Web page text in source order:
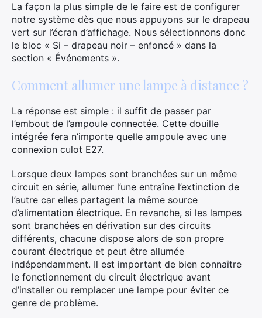
La façon la plus simple de le faire est de configurer
notre système dès que nous appuyons sur le drapeau
vert sur l’écran d’affichage. Nous sélectionnons donc
le bloc « Si – drapeau noir – enfoncé » dans la
section « Événements ».
Comment allumer une lampe à distance ?
La réponse est simple : il suffit de passer par
l’embout de l’ampoule connectée. Cette douille
intégrée fera n’importe quelle ampoule avec une
connexion culot E27.
Lorsque deux lampes sont branchées sur un même
circuit en série, allumer l’une entraîne l’extinction de
l’autre car elles partagent la même source
d’alimentation électrique. En revanche, si les lampes
sont branchées en dérivation sur des circuits
différents, chacune dispose alors de son propre
courant électrique et peut être allumée
indépendamment. Il est important de bien connaître
le fonctionnement du circuit électrique avant
d’installer ou remplacer une lampe pour éviter ce
genre de problème.